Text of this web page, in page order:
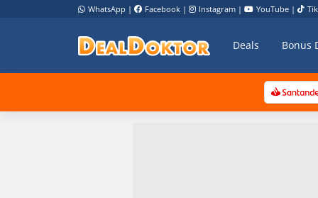
WhatsApp | Facebook | Instagram | YouTube |
Deals Bonus